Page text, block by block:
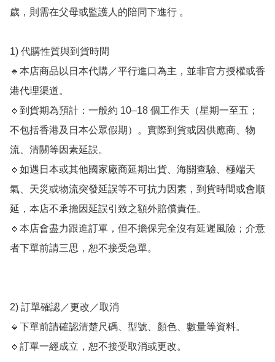
歲，則需在父母或監護人的陪同下進行 。
1) 代購性質與到貨時間
🔹本店商品以日本代購／平行進口為主，並非官方授權或香
港代理渠道。
🔹到貨期為預計：一般約 10–18 個工作天（星期一至五；
不包括香港及日本公眾假期）。實際到貨或因供應商、物
流、清關等因素延誤。
🔹如遇日本或其他國家廠商延期出貨、海關查驗、極端天
氣、天災或物流突發延誤等不可抗力因素，到貨時間或會順
延，本店不承擔因延誤引致之額外賠償責任。
🔹本店會盡力跟進訂單，但不擔保完全沒有延遲風險；介意
者下單前請三思，恕不接受急單。
2) 訂單確認／更改／取消
🔹下單前請確認清楚尺碼、型號、顏色、數量等資料。
🔹訂單一經成立，恕不接受取消或更改。